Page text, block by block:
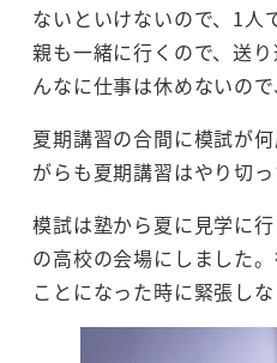
ないといけないので、1人
親も一緒に行くので、送
んなに仕事は休めないので
夏期講習の合間に模試が
がらも夏期講習はやり切っ
模試は塾から夏に見学に
の高校の会場にしました
ことになった時に緊張し